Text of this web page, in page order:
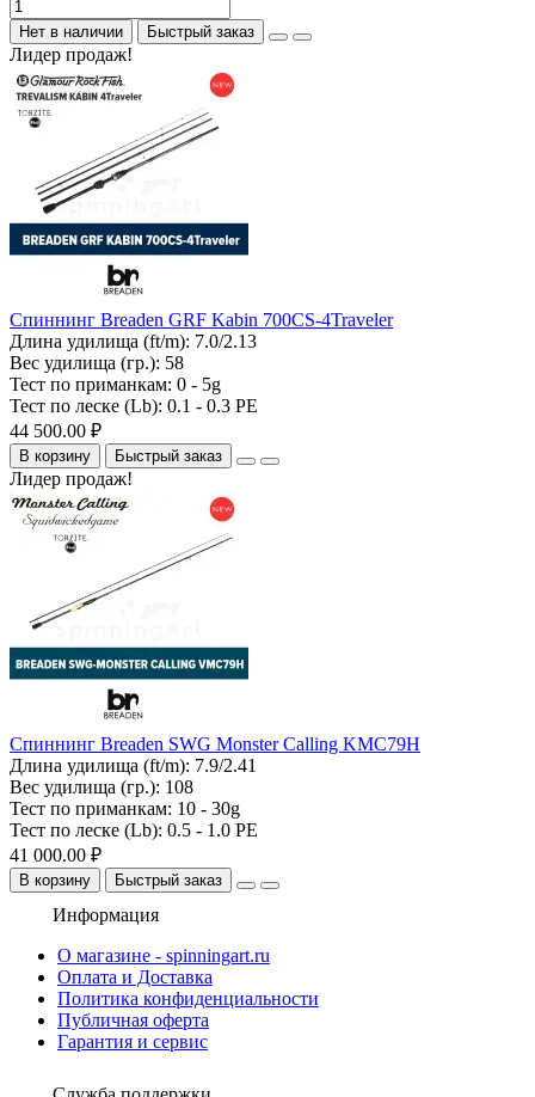
Нет в наличии Быстрый заказ
Лидер продаж!
Спиннинг Breaden GRF Kabin 700CS-4Traveler
Длина удилища (ft/m): 7.0/2.13
Вес удилища (гр.): 58
Тест по приманкам: 0 - 5g
Тест по леске (Lb): 0.1 - 0.3 PE
44 500.00 ₽
В корзину Быстрый заказ
Лидер продаж!
Спиннинг Breaden SWG Monster Calling KMC79H
Длина удилища (ft/m): 7.9/2.41
Вес удилища (гр.): 108
Тест по приманкам: 10 - 30g
Тест по леске (Lb): 0.5 - 1.0 PE
41 000.00 ₽
В корзину Быстрый заказ
Информация
О магазине - spinningart.ru
Оплата и Доставка
Политика конфиденциальности
Публичная оферта
Гарантия и сервис